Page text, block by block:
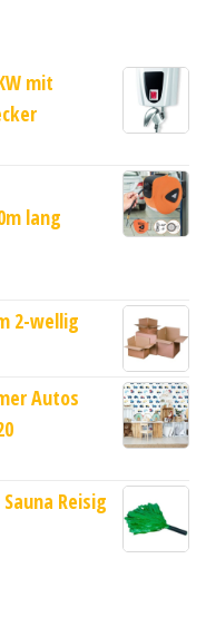
mit
lang
2-wellig
Autos
Reisig